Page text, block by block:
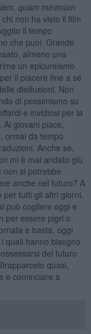
èm, quàm minimùm
non ha visto il film
il tempo
che puoi. Grande
almeno una
un epicureismo
il piacere fine a sé
disillusioni. Non
di pessimismo su
e invidiosi per la
giovani piace,
ormai da tempo
Anche se,
mi è mai andato giù
si potrebbe
anche nel futuro? A
tutti gli altri giorni.
può cogliere oggi e
per essere pigri o
e basta, oggi
quali hanno bisogno
del futuro
quasi,
e cominciare a